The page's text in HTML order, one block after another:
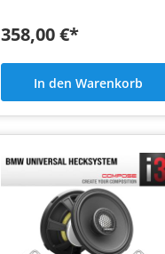
358,00 €*
In den Warenkorb